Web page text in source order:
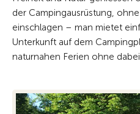
der Campingausrüstung,
einschlagen – man mietet
Unterkunft auf dem
naturnahen Ferien ohne